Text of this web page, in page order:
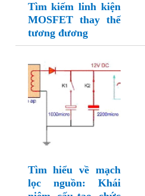
Tìm kiếm linh kiện
MOSFET thay thế
tương đương
Tìm hiểu về mạch
lọc nguồn: Khái